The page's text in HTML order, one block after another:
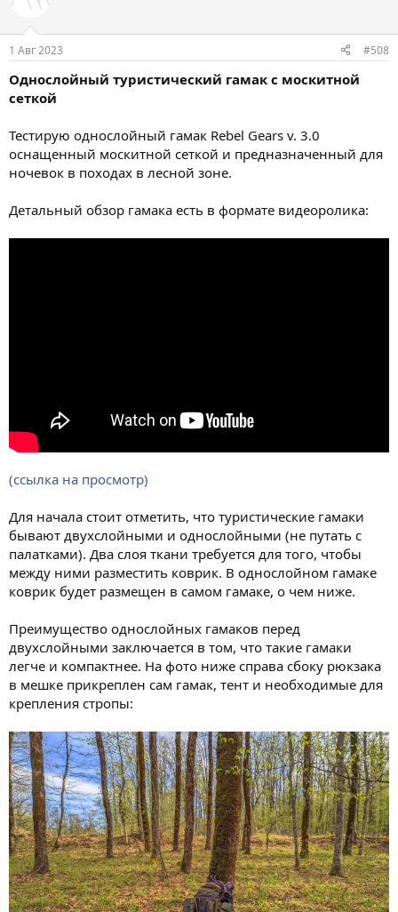
1 Авг 2023 #508
Однослойный туристический гамак с москитной
сеткой
Тестирую однослойный гамак Rebel Gears v. 3.0
оснащенный москитной сеткой и предназначенный для
ночевок в походах в лесной зоне.
Детальный обзор гамака есть в формате видеоролика:
(ссылка на просмотр)
Для начала стоит отметить, что туристические гамаки
бывают двухслойными и однослойными (не путать с
палатками). Два слоя ткани требуется для того, чтобы
между ними разместить коврик. В однослойном гамаке
коврик будет размещен в самом гамаке, о чем ниже.
Преимущество однослойных гамаков перед
двухслойными заключается в том, что такие гамаки
легче и компактнее. На фото ниже справа сбоку рюкзака
в мешке прикреплен сам гамак, тент и необходимые для
крепления стропы: